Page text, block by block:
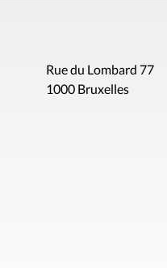
Rue du Lombard 77
1000 Bruxelles